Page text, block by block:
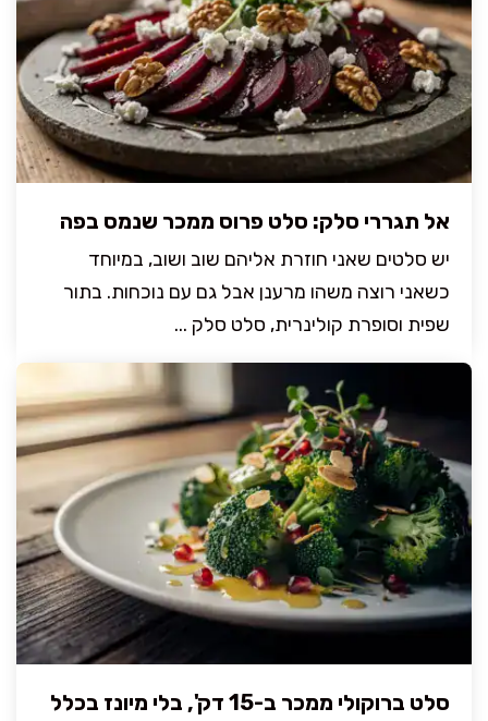
אל תגררי סלק: סלט פרוס ממכר שנמס בפה
יש סלטים שאני חוזרת אליהם שוב ושוב, במיוחד
כשאני רוצה משהו מרענן אבל גם עם נוכחות. בתור
שפית וסופרת קולינרית, סלט סלק ...
סלט ברוקולי ממכר ב-15 דק', בלי מיונז בכלל